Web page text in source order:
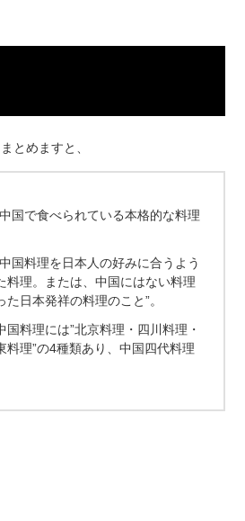
とめますと、
国で食べられている本格的な料理
国料理を日本人の好みに合うよう
料理。または、中国にはない料理
た日本発祥の料理のこと”。
国料理には”北京料理・四川料理・
料理”の4種類あり、中国四代料理